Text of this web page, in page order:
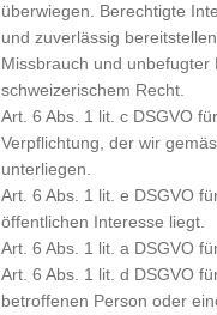
überwiegen. Berechtigte
und zuverlässig
Missbrauch und unbefugter
schweizerischem Recht.
Art. 6 Abs. 1 lit. c DSGVO
Verpflichtung, der wir
unterliegen.
Art. 6 Abs. 1 lit. e DSGVO
öffentlichen Interesse liegt.
Art. 6 Abs. 1 lit. a DSGVO
Art. 6 Abs. 1 lit. d DSGVO
betroffenen Person oder